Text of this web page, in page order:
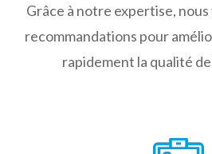
Grâce à notre expertise,
recommandations pour
rapidement la qualité